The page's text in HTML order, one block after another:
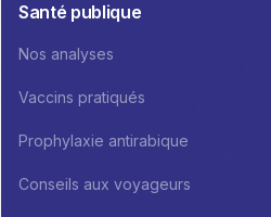
Santé publique
Nos analyses
Vaccins pratiqués
Prophylaxie antirabique
Conseils aux voyageurs